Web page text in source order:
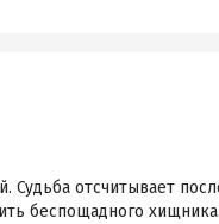
Судьба отсчитывает
беспощадного